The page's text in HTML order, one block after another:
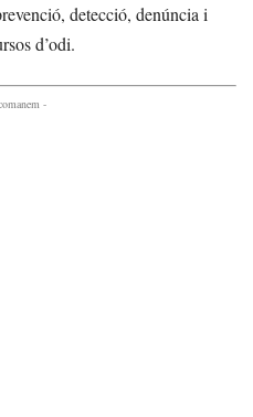
detecció, denúncia i
d’odi.
-